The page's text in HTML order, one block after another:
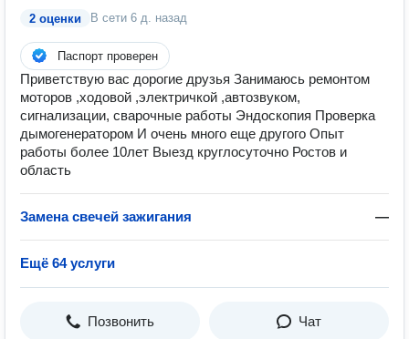
2 оценки В сети 6 д. назад
Паспорт проверен
Приветствую вас дорогие друзья Занимаюсь ремонтом
моторов ,ходовой ,электричкой ,автозвуком,
сигнализации, сварочные работы Эндоскопия Проверка
дымогенератором И очень много еще другого Опыт
работы более 10лет Выезд круглосуточно Ростов и
область
Замена свечей зажигания —
Ещё 64 услуги
Позвонить Чат